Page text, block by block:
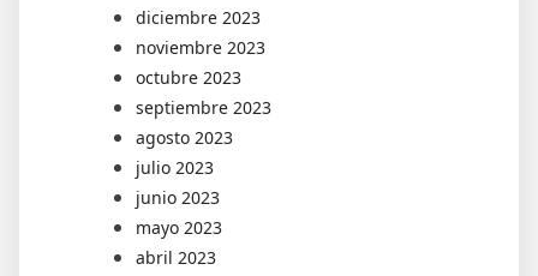
diciembre 2023
noviembre 2023
octubre 2023
septiembre 2023
agosto 2023
julio 2023
junio 2023
mayo 2023
abril 2023